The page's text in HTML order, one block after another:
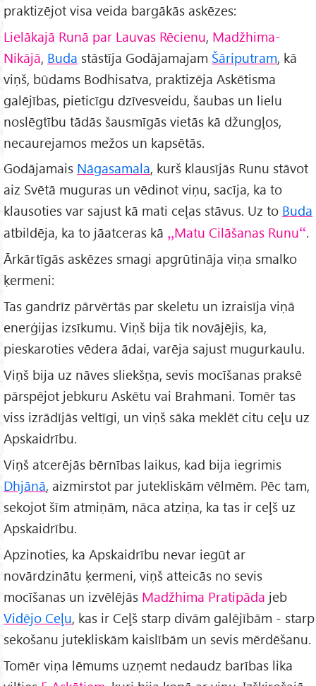
praktizējot visa veida bargākās askēzes:
Lielākajā Runā par Lauvas Rēcienu, Madžhima-
Nikājā, Buda stāstīja Godājamajam Šāriputram, kā
viņš, būdams Bodhisatva, praktizēja Askētisma
galējības, pieticīgu dzīvesveidu, šaubas un lielu
noslēgtību tādās šausmīgās vietās kā džungļos,
necaurejamos mežos un kapsētās.
Godājamais Nāgasamala, kurš klausījās Runu stāvot
aiz Svētā muguras un vēdinot viņu, sacīja, ka to
klausoties var sajust kā mati ceļas stāvus. Uz to Buda
atbildēja, ka to jāatceras kā
Matu Cilāšanas Runu .
Ārkārtīgās askēzes smagi apgrūtināja viņa smalko
ķermeni:
Tas gandrīz pārvērtās par skeletu un izraisīja viņā
enerģijas izsīkumu. Viņš bija tik novājējis, ka,
pieskaroties vēdera ādai, varēja sajust mugurkaulu.
Viņš bija uz nāves sliekšņa, sevis mocīšanas praksē
pārspējot jebkuru Askētu vai Brahmani. Tomēr tas
viss izrādījās veltīgi, un viņš sāka meklēt citu ceļu uz
Apskaidrību.
Viņš atcerējās bērnības laikus, kad bija iegrimis
Dhjānā, aizmirstot par jutekliskām vēlmēm. Pēc tam,
sekojot šīm atmiņām, nāca atziņa, ka tas ir ceļš uz
Apskaidrību.
Apzinoties, ka Apskaidrību nevar iegūt ar
novārdzinātu ķermeni, viņš atteicās no sevis
mocīšanas un izvēlējās Madžhima Pratipāda jeb
Vidējo Ceļu, kas ir Ceļš starp divām galējībām - starp
sekošanu jutekliskām kaislībām un sevis mērdēšanu.
Tomēr viņa lēmums uzņemt nedaudz barības lika